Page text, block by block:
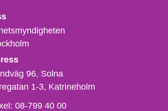
96, Solna
1-3 Katrineholm
08-799 40 00